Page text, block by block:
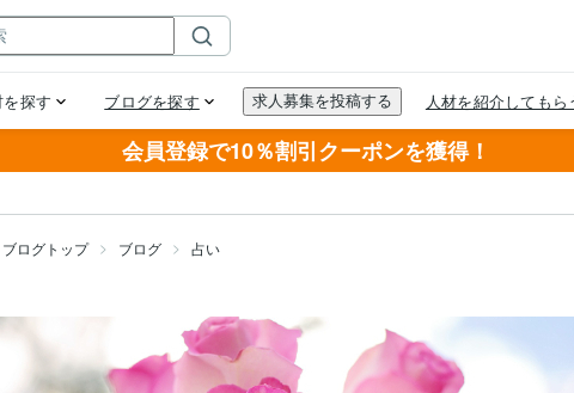
会員登録で10％割引クーポンを獲得！
ブログトップ ブログ 占い